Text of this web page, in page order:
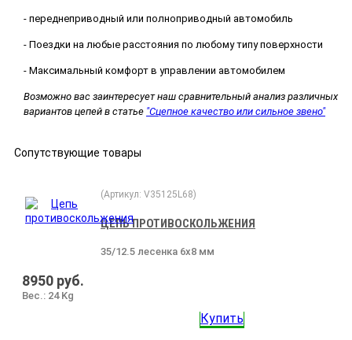
- переднеприводный или полноприводный автомобиль
- Поездки на любые расстояния по любому типу поверхности
- Максимальный комфорт в управлении автомобилем
Возможно вас заинтересует наш сравнительный анализ различных
вариантов цепей в статье "Сцепное качество или сильное звено"
Сопутствующие товары
(Артикул: V35125L68)
ЦЕПЬ ПРОТИВОСКОЛЬЖЕНИЯ
35/12.5 лесенка 6х8 мм
8950 руб.
Вес.: 24 Kg
Купить